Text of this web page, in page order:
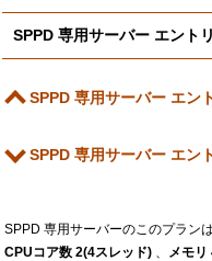
SPPD 専用サーバー エント
SPPD 専用サーバー エン
SPPD 専用サーバー エン
SPPD 専用サーバーのこのプランは
CPUコア数 2(4スレッド) 、 メモリ